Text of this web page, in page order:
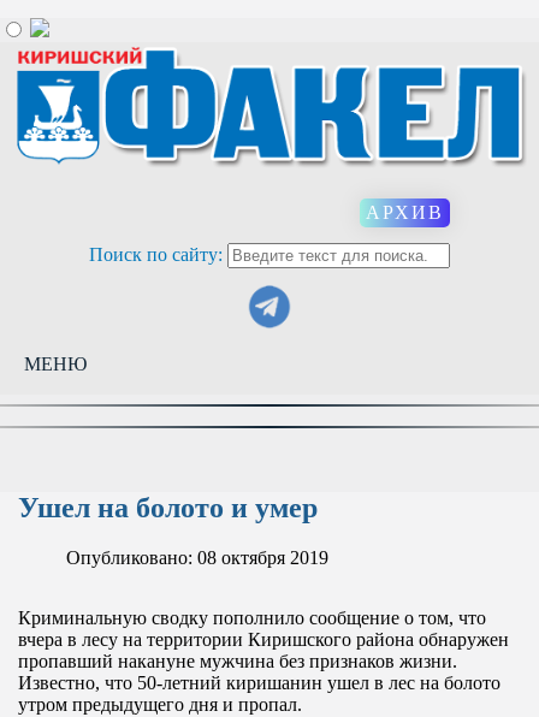
АРХИВ
Поиск по сайту:
МЕНЮ
Ушел на болото и умер
Опубликовано: 08 октября 2019
Криминальную сводку пополнило сообщение о том, что
вчера в лесу на территории Киришского района обнаружен
пропавший накануне мужчина без признаков жизни.
Известно, что 50-летний киришанин ушел в лес на болото
утром предыдущего дня и пропал.